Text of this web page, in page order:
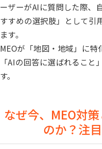
ーザーがAIに質問した際、
すすめの選択肢」として引
ます。
MEOが「地図・地域」に
「AIの回答に選ばれるこ
す。
なぜ今、MEO対
のか？注